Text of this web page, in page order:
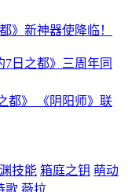
》新神器使降临！
日之都》三周年同
都》 《阴阳师》联
技能 箱庭之钥 萌动
歌 薇拉